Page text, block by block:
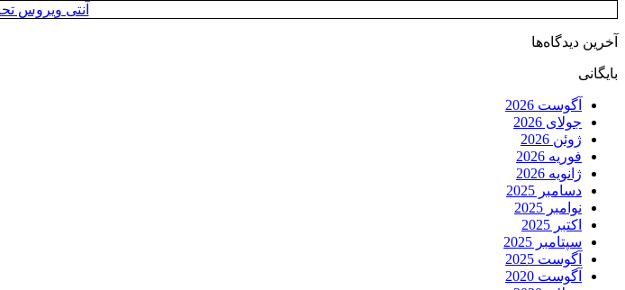
آنتی ویروس
آخرین دیدگاه‌ها
بایگانی
آگوست 2026
جولای 2026
ژوئن 2026
فوریه 2026
ژانویه 2026
دسامبر 2025
نوامبر 2025
اکتبر 2025
سپتامبر 2025
آگوست 2025
آگوست 2020